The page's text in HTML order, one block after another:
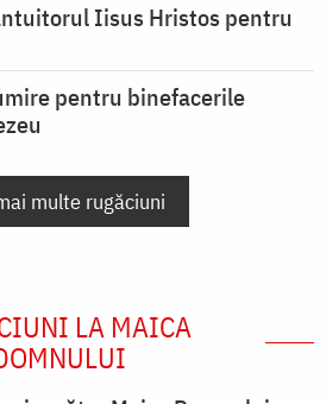
Iisus Hristos pentru
pentru binefacerile
multe rugăciuni
LA MAICA